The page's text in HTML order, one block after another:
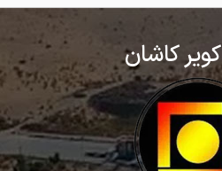
کاشان